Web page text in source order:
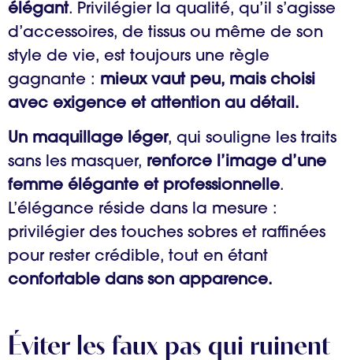
élégant. Privilégier la qualité, qu’il s’agisse
d’accessoires, de tissus ou même de son
style de vie, est toujours une règle
gagnante : mieux vaut peu, mais choisi
avec exigence et attention au détail.
Un maquillage léger, qui souligne les traits
sans les masquer, renforce l’image d’une
femme élégante et professionnelle.
L’élégance réside dans la mesure :
privilégier des touches sobres et raffinées
pour rester crédible, tout en étant
confortable dans son apparence.
Éviter les faux pas qui ruinent